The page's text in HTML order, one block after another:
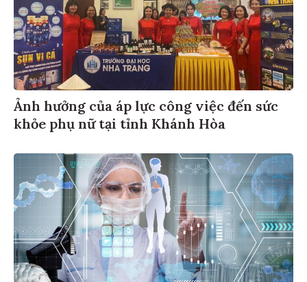
Ảnh hưởng của áp lực công việc đến sức
khỏe phụ nữ tại tỉnh Khánh Hòa